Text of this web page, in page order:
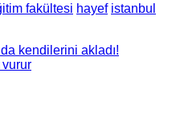
fakültesi hayef istanbul
kendilerini akladı!
vurur